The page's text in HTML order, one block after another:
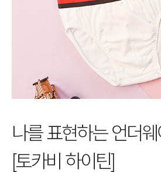
나를 표현하는 언더
[토카비 하이틴]